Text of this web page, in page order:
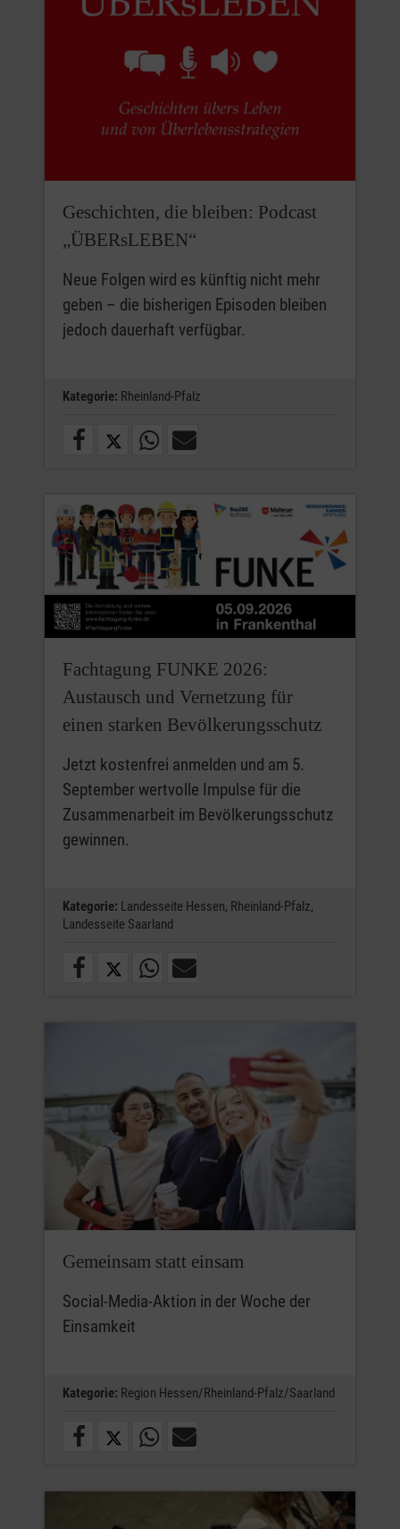
Geschichten, die bleiben: Podcast
„ÜBERsLEBEN“
Neue Folgen wird es künftig nicht mehr
geben – die bisherigen Episoden bleiben
jedoch dauerhaft verfügbar.
Kategorie: Rheinland-Pfalz
Fachtagung FUNKE 2026:
Austausch und Vernetzung für
einen starken Bevölkerungsschutz
Jetzt kostenfrei anmelden und am 5.
September wertvolle Impulse für die
Zusammenarbeit im Bevölkerungsschutz
gewinnen.
Kategorie: Landesseite Hessen, Rheinland-Pfalz,
Landesseite Saarland
Gemeinsam statt einsam
Social-Media-Aktion in der Woche der
Einsamkeit
Kategorie: Region Hessen/Rheinland-Pfalz/Saarland